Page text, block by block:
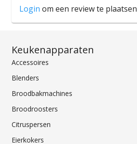
Login om een review te plaatsen
Keukenapparaten
Accessoires
Blenders
Broodbakmachines
Broodroosters
Citruspersen
Eierkokers